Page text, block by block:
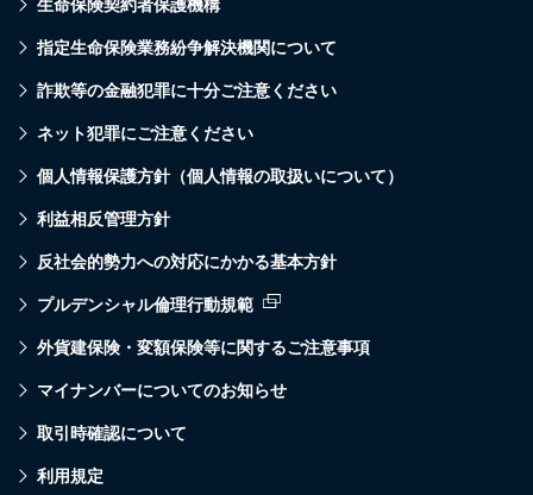
生命保険契約者保護機構
指定生命保険業務紛争解決機関について
詐欺等の金融犯罪に十分ご注意ください
ネット犯罪にご注意ください
個人情報保護方針（個人情報の取扱いについて）
利益相反管理方針
反社会的勢力への対応にかかる基本方針
プルデンシャル倫理行動規範
外貨建保険・変額保険等に関するご注意事項
マイナンバーについてのお知らせ
取引時確認について
利用規定